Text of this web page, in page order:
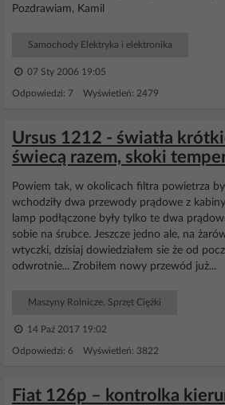
Pozdrawiam, Kamil
Samochody Elektryka i elektronika
07 Sty 2006 19:05
Odpowiedzi: 7 Wyświetleń: 2479
Ursus 1212 - światła
świecą razem, skoki
Powiem tak, w okolicach filtra powietrza
wchodziły dwa przewody prądowe z
lamp podłączone były tylko te dwa
sobie na śrubce. Jeszcze jedno ale, na
wtyczki, dzisiaj dowiedziałem sie że od
odwrotnie... Zrobiłem nowy przewód już...
Maszyny Rolnicze, Sprzęt Ciężki
14 Paź 2017 19:02
Odpowiedzi: 6 Wyświetleń: 3822
Fiat 126p – kontrolka